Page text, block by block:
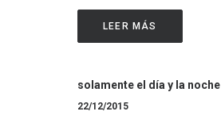
LEER MÁS
solamente el día y la noche
22/12/2015